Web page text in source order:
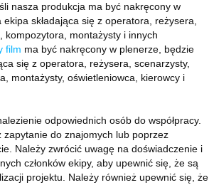
nasza produkcja ma być nakręcony w
składająca się z operatora, reżysera,
kompozytora, montażysty i innych
film ma być nakręcony w plenerze, będzie
się z operatora, reżysera, scenarzysty,
montażysty, oświetleniowca, kierowcy i
odpowiednich osób do współpracy.
zapytanie do znajomych lub poprzez
Należy zwrócić uwagę na doświadczenie i
członków ekipy, aby upewnić się, że są
projektu. Należy również upewnić się, że